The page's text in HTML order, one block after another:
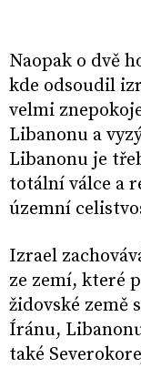
Naopak o dvě
kde odsoudil
velmi
Libanonu a
Libanonu je
totální válce a
územní
Izrael
ze zemí, které
židovské země
Íránu,
také